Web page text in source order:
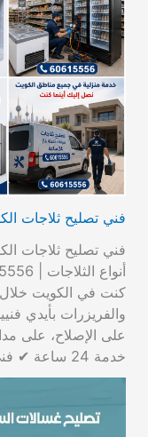
فني تصليح ثلاجات الكويت
كنت في الكويت خلال
والفريزرات بأيدي
خدمة 24 ساعة ✔ فني يصل خلال 30 دقيقة…